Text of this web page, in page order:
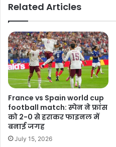
Related Articles
France vs Spain world cup
football match: स्पेन ने फ्रांस
को 2-0 से हराकर फाइनल में
बनाई जगह
July 15, 2026